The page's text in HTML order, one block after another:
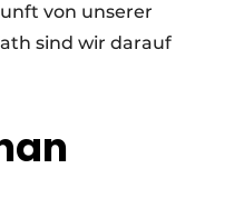
von unserer
sind wir darauf